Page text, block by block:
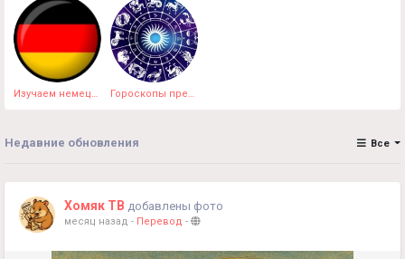
Изучаем немецкий язык онлайн Гороскопы предсказания приметы
Недавние обновления Все
Хомяк ТВ добавлены фото
месяц назад - Перевод -